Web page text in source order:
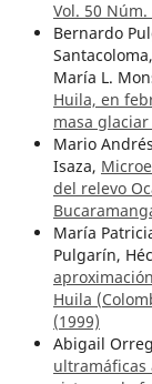
Vol. 50 Núm.
Bernardo
María L.
Huila, en
masa glaciar
Mario
Isaza,
del relevo
María
Pulgarín,
Huila
(1999)
Abigail
ultramáficas